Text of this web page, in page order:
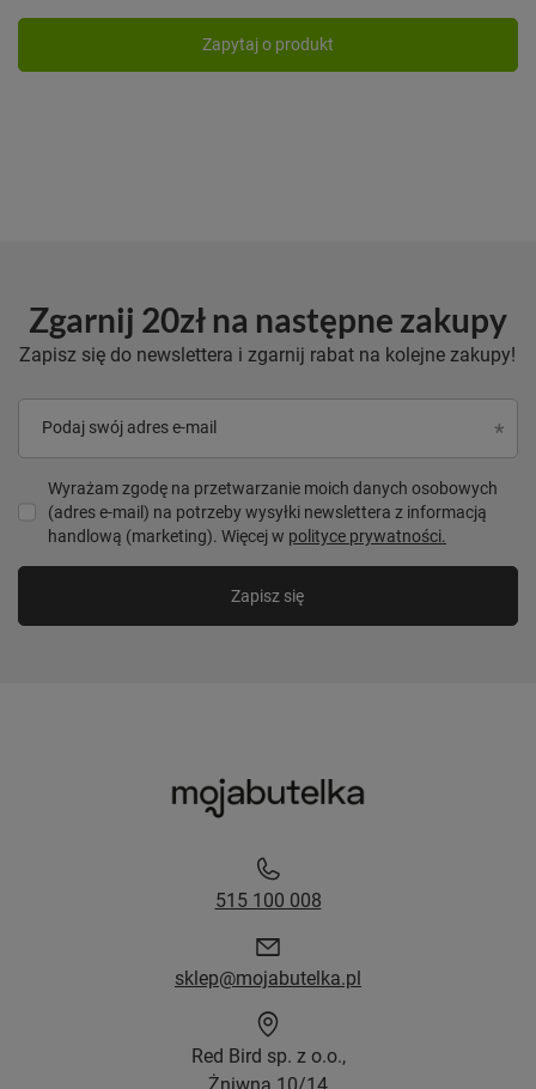
Zapytaj o produkt
Zgarnij 20zł na następne zakupy
Zapisz się do newslettera i zgarnij rabat na kolejne zakupy!
Podaj swój adres e-mail
Wyrażam zgodę na przetwarzanie moich danych osobowych
(adres e-mail) na potrzeby wysyłki newslettera z informacją
handlową (marketing). Więcej w polityce prywatności.
Zapisz się
515 100 008
sklep@mojabutelka.pl
Red Bird sp. z o.o.,